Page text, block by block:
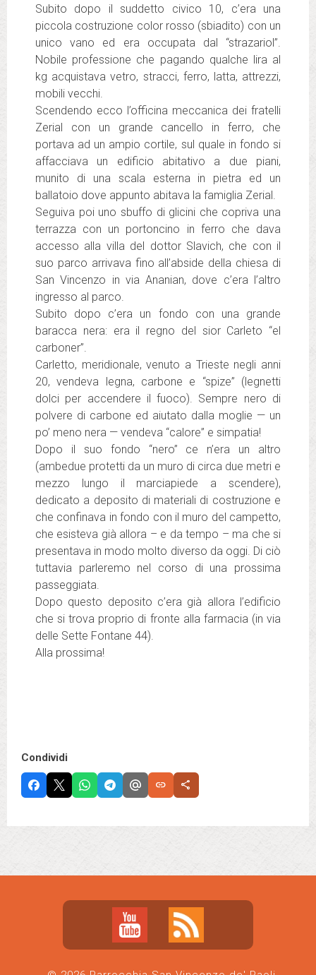
Subito dopo il suddetto civico 10, c’era una
piccola costruzione color rosso (sbiadito) con un
unico vano ed era occupata dal “strazariol”.
Nobile professione che pagando qualche lira al
kg acquistava vetro, stracci, ferro, latta, attrezzi,
mobili vecchi.
Scendendo ecco l’officina meccanica dei fratelli
Zerial con un grande cancello in ferro, che
portava ad un ampio cortile, sul quale in fondo si
affacciava un edificio abitativo a due piani,
munito di una scala esterna in pietra ed un
ballatoio dove appunto abitava la famiglia Zerial.
Seguiva poi uno sbuffo di glicini che copriva una
terrazza con un portoncino in ferro che dava
accesso alla villa del dottor Slavich, che con il
suo parco arrivava fino all’abside della chiesa di
San Vincenzo in via Ananian, dove c’era l’altro
ingresso al parco.
Subito dopo c’era un fondo con una grande
baracca nera: era il regno del sior Carleto “el
carboner”.
Carletto, meridionale, venuto a Trieste negli anni
20, vendeva legna, carbone e “spize” (legnetti
dolci per accendere il fuoco). Sempre nero di
polvere di carbone ed aiutato dalla moglie — un
po’ meno nera — vendeva “calore” e simpatia!
Dopo il suo fondo “nero” ce n’era un altro
(ambedue protetti da un muro di circa due metri e
mezzo lungo il marciapiede a scendere),
dedicato a deposito di materiali di costruzione e
che confinava in fondo con il muro del campetto,
che esisteva già allora – e da tempo – ma che si
presentava in modo molto diverso da oggi. Di ciò
tuttavia parleremo nel corso di una prossima
passeggiata.
Dopo questo deposito c’era già allora l’edificio
che si trova proprio di fronte alla farmacia (in via
delle Sette Fontane 44).
Alla prossima!
Condividi
link share